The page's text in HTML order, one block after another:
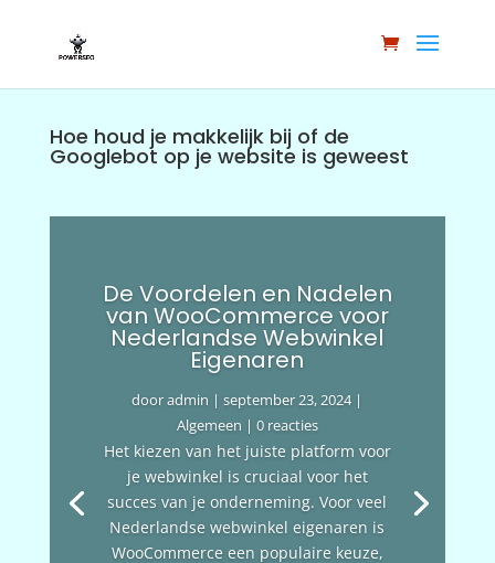
Hoe houd je makkelijk bij of de
Googlebot op je website is geweest
De Voordelen en Nadelen
van WooCommerce voor
Nederlandse Webwinkel
Eigenaren
dooradmin |september 23, 2024|
Algemeen | 0 reacties
Het kiezen van het juiste platform voor
je webwinkel is cruciaal voor het
succes van je onderneming. Voor veel
Nederlandse webwinkel eigenaren is
WooCommerce een populaire keuze,